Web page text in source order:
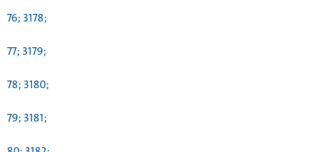
76; 3178;
77; 3179;
78; 3180;
79; 3181;